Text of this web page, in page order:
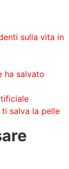
sulla vita in
ha salvato
salva la pelle